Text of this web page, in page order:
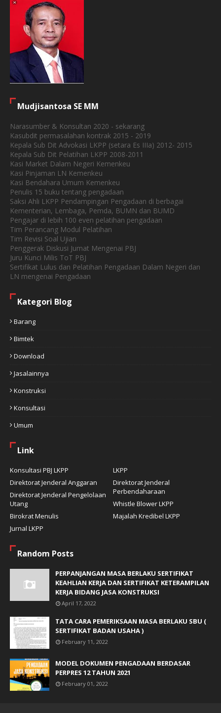
Mudjisantosa SE MM
Narasumber & Konsultan 2020 - sekarang
Kasubdit permasalahan kontrak 2015 - 2019
Kepala Sub Dit Advokasi LKPP (setara Es IIIa) 2012- 2015
Kepala Sub Dit Pelatihan LKPP 2008-2011
Kasi Market Dalam Negeri Kemenkeu
Kasi Pinjaman LN Kemenkeu
Kasi Bendahara Umum Kemenkeu
Penulis 15 buku tentang pengadaan
Saksi Ahli LKPP Pendampingan Pengadaan di berbagai
Kementerian, Lembaga, Pemda, BUMN dan BUMD
Pengajar di lebih 100 even pelatihan pengadaan
Tim Perancang Modul Pelatihan
Tim Revisi Soal Ujian
Penggerak Diskusi Jumat Mengenai PBJ
Juru Kunci Milis ToT PBJ
Sertifikat Lulus dan Pelatihan Pengadaan Dalam Negeri dan
LN mengenai Pengadaan
Kategori Blog
Barang
Bimtek
Download
Jasalainnya
Konstruksi
Konsultasi
Umum
Link
Konsultasi PBJ LKPP
LKPP
Direktorat Jenderal Anggaran
Direktorat Jenderal
Perbendaharaan
Direktorat Jenderal Pengelolaan
Utang
Whistle Blower LKPP
Birokrat Menulis
Majalah Kredibel LKPP
Jurnal LKPP
Random Posts
PERPANJANGAN MASA BERLAKU SERTIFIKAT
KEAHLIAN KERJA DAN SERTIFIKAT KETERAMPILAN
KERJA BIDANG JASA KONSTRUKSI
April 17, 2022
TATA CARA PEMERIKSAAN MASA BERLAKU SBU (
SERTIFIKAT BADAN USAHA )
February 11, 2022
MODEL DOKUMEN PENGADAAN BERDASAR
PERPRES 12 TAHUN 2021
February 01, 2022